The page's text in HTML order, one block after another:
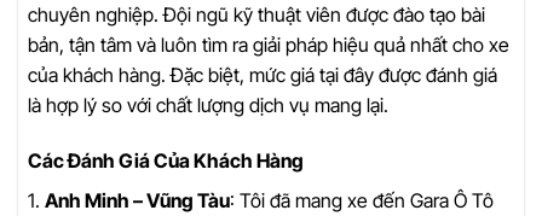
chuyên nghiệp. Đội ngũ kỹ thuật viên được đào tạo bài
bản, tận tâm và luôn tìm ra giải pháp hiệu quả nhất cho xe
của khách hàng. Đặc biệt, mức giá tại đây được đánh giá
là hợp lý so với chất lượng dịch vụ mang lại.
Các Đánh Giá Của Khách Hàng
1. Anh Minh – Vũng Tàu: Tôi đã mang xe đến Gara Ô Tô